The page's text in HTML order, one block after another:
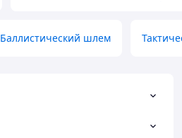
Баллистический шлем